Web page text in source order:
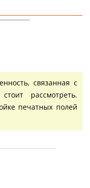
связанная с
рассмотреть.
печатных полей